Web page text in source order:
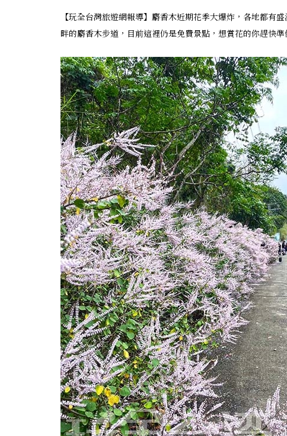
【玩全台灣旅遊網報導】麝香木近期花季大爆炸，各地都有
畔的麝香木步道，目前這裡仍是免費景點，想賞花的你趕快準